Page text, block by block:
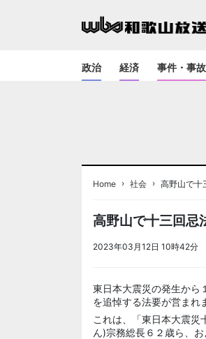
政治 経済 事件・事故
Home › 社会 › 高野山で十
高野山で十三回忌
2023年03月12日 10時42分
東日本大震災の発生から
を追悼する法要が営まれ
これは、「東日本大震災
ん)宗務総長６２歳ら、